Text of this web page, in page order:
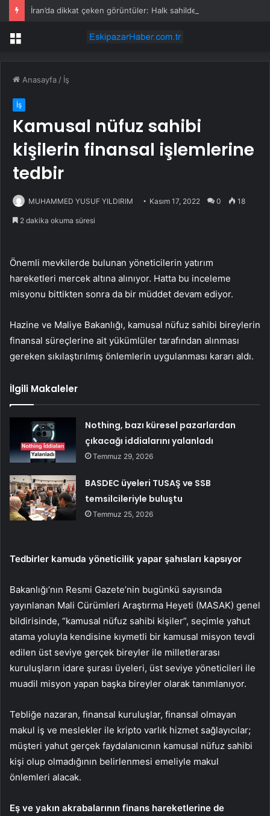
Menü
Anasayfa / İş
İş
Kamusal nüfuz sahibi
kişilerin finansal işlemlerine
tedbir
MUHAMMED YUSUF YILDIRIM Kasım 17, 2022 0 18
2 dakika okuma süresi
Önemli mevkilerde bulunan yöneticilerin yatırım
hareketleri mercek altına alınıyor. Hatta bu inceleme
misyonu bittikten sonra da bir müddet devam ediyor.
Hazine ve Maliye Bakanlığı, kamusal nüfuz sahibi bireylerin
finansal süreçlerine ait yükümlüler tarafından alınması
gereken sıkılaştırılmış önlemlerin uygulanması kararı aldı.
İlgili Makaleler
Nothing, bazı küresel pazarlardan
çıkacağı iddialarını yalanladı
Temmuz 29, 2026
BASDEC üyeleri TUSAŞ ve SSB
temsilcileriyle buluştu
Temmuz 25, 2026
Tedbirler kamuda yöneticilik yapar şahısları kapsıyor
Bakanlığı’nın Resmi Gazete’nin bugünkü sayısında
yayınlanan Mali Cürümleri Araştırma Heyeti (MASAK) genel
bildirisinde, “kamusal nüfuz sahibi kişiler”, seçimle yahut
atama yoluyla kendisine kıymetli bir kamusal misyon tevdi
edilen üst seviye gerçek bireyler ile milletlerarası
kuruluşların idare şurası üyeleri, üst seviye yöneticileri ile
muadil misyon yapan başka bireyler olarak tanımlanıyor.
Tebliğe nazaran, finansal kuruluşlar, finansal olmayan
makul iş ve meslekler ile kripto varlık hizmet sağlayıcılar;
müşteri yahut gerçek faydalanıcının kamusal nüfuz sahibi
kişi olup olmadığının belirlenmesi emeliyle makul
önlemleri alacak.
Eş ve yakın akrabalarının finans hareketlerine de